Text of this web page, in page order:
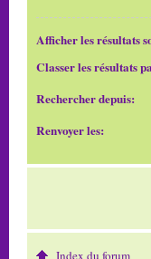
Afficher les résultats
Classer les résultats
Rechercher depuis:
Renvoyer les:
Index du forum